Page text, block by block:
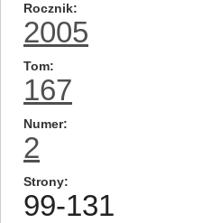
Rocznik
2005
Tom
167
Numer
2
Strony
99-131